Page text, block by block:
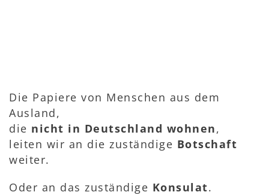
Die Papiere von Menschen aus dem
Ausland,
die nicht in Deutschland wohnen,
leiten wir an die zuständige Botschaft
weiter.
Oder an das zuständige Konsulat.